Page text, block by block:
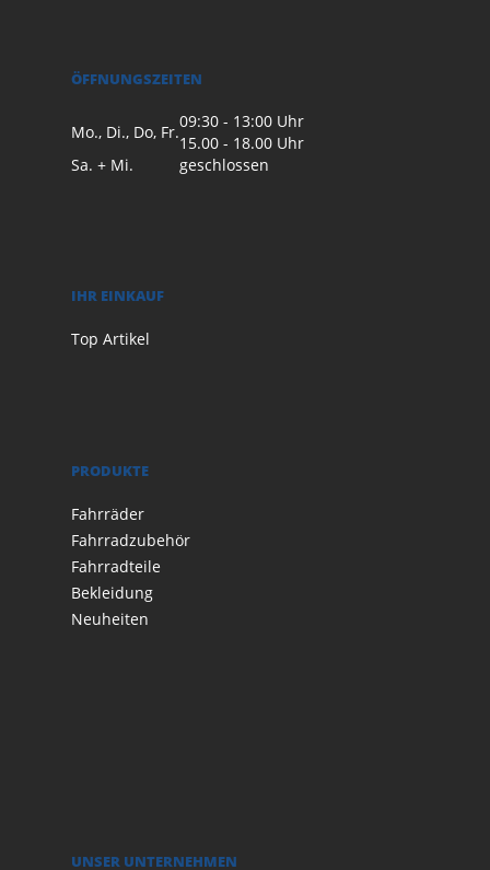
ÖFFNUNGSZEITEN
Mo., Di., Do, Fr.
09:30 - 13:00 Uhr
15.00 - 18.00 Uhr
Sa. + Mi.
geschlossen
IHR EINKAUF
Top Artikel
PRODUKTE
Fahrräder
Fahrradzubehör
Fahrradteile
Bekleidung
Neuheiten
UNSER UNTERNEHMEN